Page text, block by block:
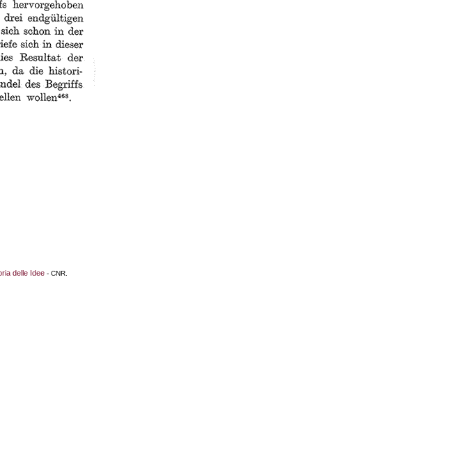
delle Idee - CNR.